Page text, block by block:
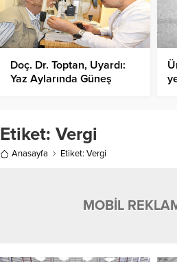
Doç. Dr. Toptan, Uyardı:
Yaz Aylarında Güneş
Etiket: Vergi
Anasayfa Etiket: Vergi
MOBİL